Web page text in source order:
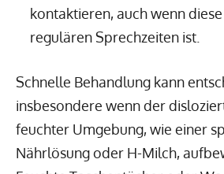
kontaktieren, auch wenn
regulären Sprechzeiten ist.
Schnelle Behandlung kann
insbesondere wenn der
feuchter Umgebung, wie einer
Nährlösung oder H-Milch,